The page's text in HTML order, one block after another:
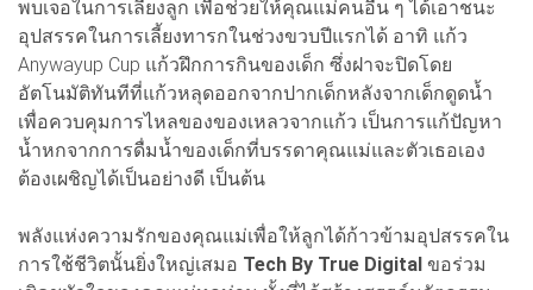
พบเจอในการเลี้ยงลูก เพื่อช่วยให้คุณแม่คนอื่น ๆ ได้เอาชนะ
อุปสรรคในการเลี้ยงทารกในช่วงขวบปีแรกได้ อาทิ แก้ว
Anywayup Cup แก้วฝึกการกินของเด็ก ซึ่งฝาจะปิดโดย
อัตโนมัติทันทีที่แก้วหลุดออกจากปากเด็กหลังจากเด็กดูดน้ำ
เพื่อควบคุมการไหลของของเหลวจากแก้ว เป็นการแก้ปัญหา
น้ำหกจากการดื่มน้ำของเด็กที่บรรดาคุณแม่และตัวเธอเอง
ต้องเผชิญได้เป็นอย่างดี เป็นต้น
พลังแห่งความรักของคุณแม่เพื่อให้ลูกได้ก้าวข้ามอุปสรรคใน
การใช้ชีวิตนั้นยิ่งใหญ่เสมอ Tech By True Digital ขอร่วม